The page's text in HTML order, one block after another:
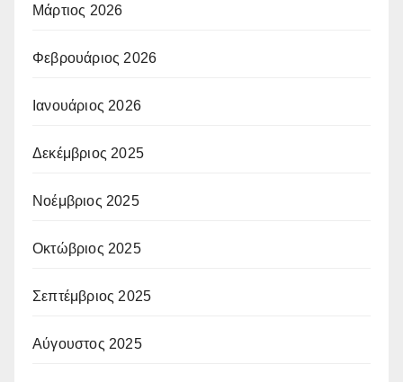
Μάρτιος 2026
Φεβρουάριος 2026
Ιανουάριος 2026
Δεκέμβριος 2025
Νοέμβριος 2025
Οκτώβριος 2025
Σεπτέμβριος 2025
Αύγουστος 2025